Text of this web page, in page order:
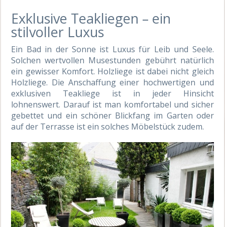
Exklusive Teakliegen – ein
stilvoller Luxus
Ein Bad in der Sonne ist Luxus für Leib und Seele.
Solchen wertvollen Musestunden gebührt natürlich
ein gewisser Komfort. Holzliege ist dabei nicht gleich
Holzliege. Die Anschaffung einer hochwertigen und
exklusiven Teakliege ist in jeder Hinsicht
lohnenswert. Darauf ist man komfortabel und sicher
gebettet und ein schöner Blickfang im Garten oder
auf der Terrasse ist ein solches Möbelstück zudem.